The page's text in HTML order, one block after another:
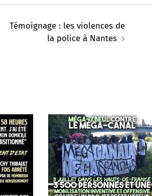
Témoignage : les violences de
la police à Nantes